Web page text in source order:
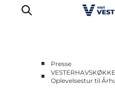
Erhvervsside
■
Presse
■
Oplevelsestur til